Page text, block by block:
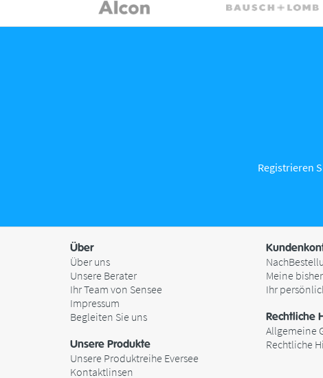
Registrieren
Über
Über uns
Unsere Berater
Ihr Team von Sensee
Impressum
Begleiten Sie uns
Unsere Produkte
Unsere Produktreihe Eversee
Kontaktlinsen
Meine
Ihr
Rechtliche
Allgemeine
Rechtliche